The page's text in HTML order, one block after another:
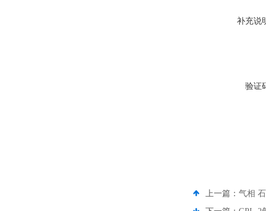
补充说
验证
上一篇： 气相